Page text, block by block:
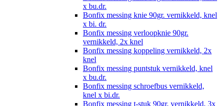
x bu.dr.
Bonfix messing knie 90gr. vernikkeld, knel
x bi. dr.
Bonfix messing verloopknie 90gr.
vernikkeld, 2x knel
Bonfix messing koppeling vernikkeld, 2x
knel
Bonfix messing puntstuk vernikkeld, knel
x bu.dr.
Bonfix messing schroefbus vernikkeld,
knel x bi.dr.
Bonfix messing t-stuk 90gr. vernikkeld, 3x